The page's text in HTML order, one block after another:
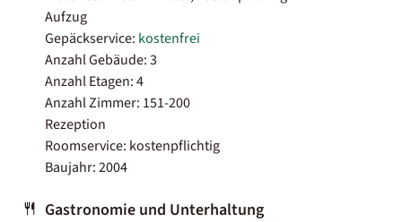
Aufzug
Gepäckservice: kostenfrei
Anzahl Gebäude: 3
Anzahl Etagen: 4
Anzahl Zimmer: 151-200
Rezeption
Roomservice: kostenpflichtig
Baujahr: 2004
Gastronomie und Unterhaltung